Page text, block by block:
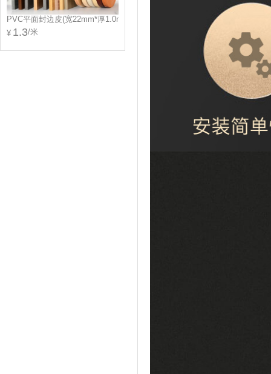
PVC平面封边皮(宽22mm*厚1.0mm)(修边同色)
1.3/米